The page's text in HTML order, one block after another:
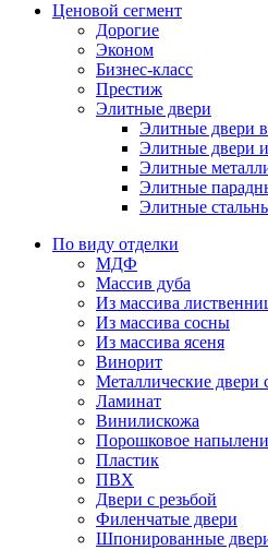
Ценовой сегмент
Дорогие
Эконом
Бизнес-класс
Престиж
Элитные двери
Элитные двери
Элитные двери
Элитные
Элитные
Элитные
По виду отделки
МДФ
Массив дуба
Из массива
Из массива сосны
Из массива ясеня
Винорит
Металлические двери
Ламинат
Винилискожа
Порошковое
Пластик
ПВХ
Двери с резьбой
Филенчатые двери
Шпонированные